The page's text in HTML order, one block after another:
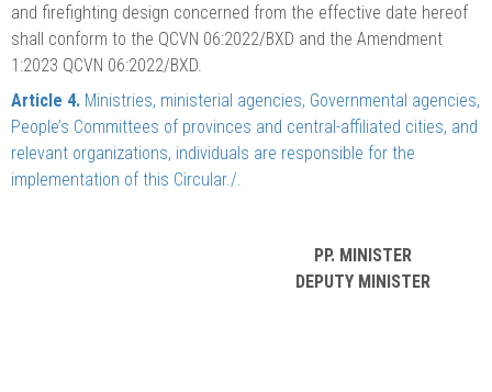
and firefighting design concerned from the effective date hereof
shall conform to the QCVN 06:2022/BXD and the Amendment
1:2023 QCVN 06:2022/BXD.
Article 4. Ministries, ministerial agencies, Governmental agencies,
People’s Committees of provinces and central-affiliated cities, and
relevant organizations, individuals are responsible for the
implementation of this Circular./.
PP. MINISTER
DEPUTY MINISTER